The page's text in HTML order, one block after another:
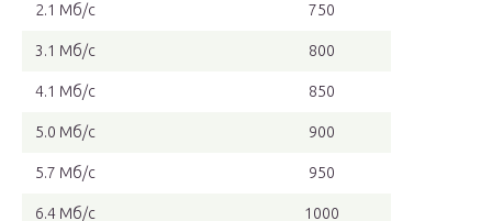
2.1 Мб/с 750
3.1 Мб/с 800
4.1 Мб/с 850
5.0 Мб/с 900
5.7 Мб/с 950
6.4 Мб/с 1000